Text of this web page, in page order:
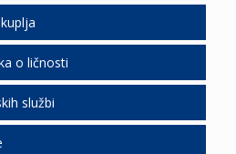
o ličnosti
službi